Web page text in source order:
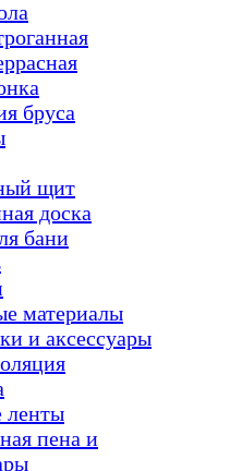
бруса
щит
доска
бани
материалы
и аксессуары
ленты
пена и